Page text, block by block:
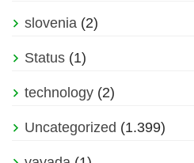
slovenia (2)
Status (1)
technology (2)
Uncategorized (1.399)